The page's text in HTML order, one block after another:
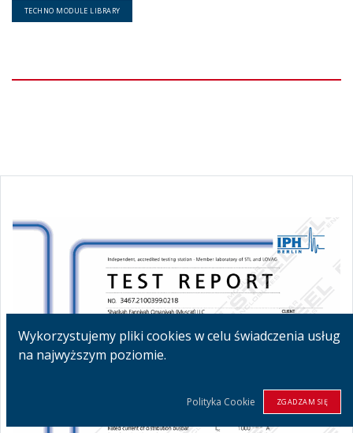
TECHNO MODULE LIBRARY
Wykorzystujemy pliki cookies w celu świadczenia usług
na najwyższym poziomie.
Polityka Cookie ZGADZAM SIĘ